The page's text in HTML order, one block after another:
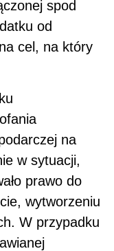
spod
od
cel, na który
na
w sytuacji,
prawo do
wytworzeniu
W przypadku